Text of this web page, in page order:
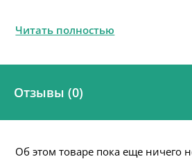
Читать полностью
Отзывы (0)
Об этом товаре пока еще ничего